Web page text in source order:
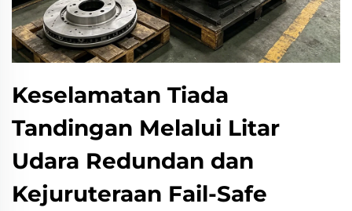
Keselamatan Tiada
Tandingan Melalui Litar
Udara Redundan dan
Kejuruteraan Fail-Safe